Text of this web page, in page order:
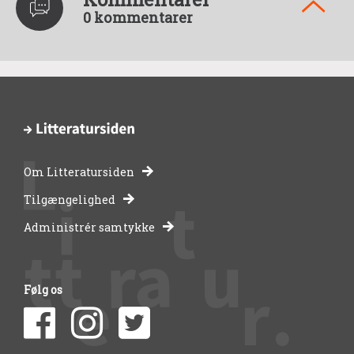
0 kommentarer
-
bibliotekernes
side
om
Om Litteratursiden
Tilgængelighed
Administrér samtykke
Følg os